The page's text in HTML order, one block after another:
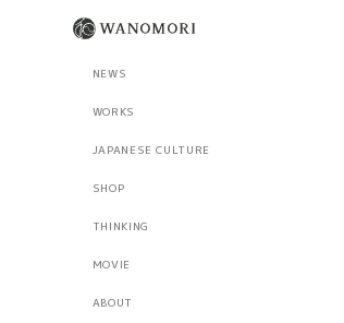
NEWS
WORKS
JAPANESE CULTURE
SHOP
THINKING
MOVIE
ABOUT